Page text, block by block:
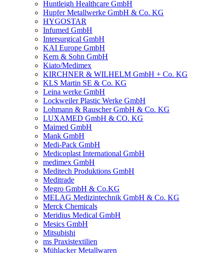
Huntleigh Healthcare GmbH
Hupfer Metallwerke GmbH & Co. KG
HYGOSTAR
Infumed GmbH
Intersurgical GmbH
KAI Europe GmbH
Kern & Sohn GmbH
Kiato/Medimex
KIRCHNER & WILHELM GmbH + Co. KG
KLS Martin SE & Co. KG
Leina werke GmbH
Lockweiler Plastic Werke GmbH
Lohmann & Rauscher GmbH & Co. KG
LUXAMED GmbH & CO. KG
Maimed GmbH
Mank GmbH
Medi-Pack GmbH
Medicoplast International GmbH
medimex GmbH
Meditech Produktions GmbH
Meditrade
Megro GmbH & Co.KG
MELAG Medizintechnik GmbH & Co. KG
Merck Chemicals
Meridius Medical GmbH
Mesics GmbH
Mitsubishi
ms Praxistextilien
Mühlacker Metallwaren